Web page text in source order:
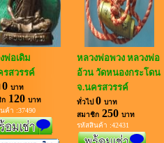
พ่อเดิม
รสวรรค์
0 บาท
120 บาท
ค้า :37490
หลวงพ่อพวง หลวงพ่อ
อ้วน วัดหนองกระโดน
จ.นครสวรรค์
ทั่วไป 0 บาท
สมาชิก250 บาท
รหัสสินค้า :42431